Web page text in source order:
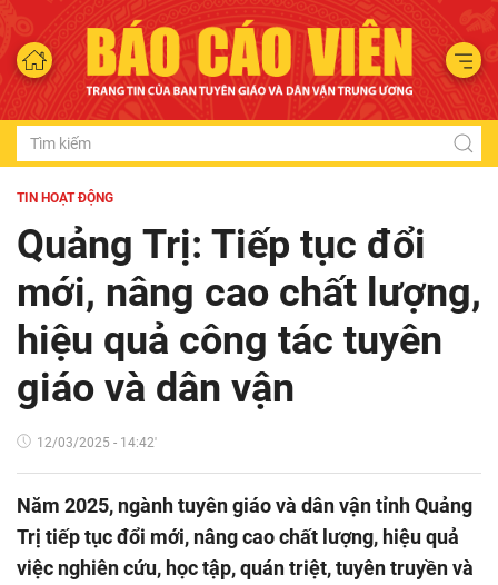
TIN HOẠT ĐỘNG
Quảng Trị: Tiếp tục đổi
mới, nâng cao chất lượng,
hiệu quả công tác tuyên
giáo và dân vận
12/03/2025 - 14:42'
Năm 2025, ngành tuyên giáo và dân vận tỉnh Quảng
Trị tiếp tục đổi mới, nâng cao chất lượng, hiệu quả
việc nghiên cứu, học tập, quán triệt, tuyên truyền và